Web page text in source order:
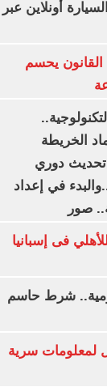
أونلاين عبر
يحسم
الخريطة
تحديث دوري
في إعداد
صور
فى إسبانيا
شرط حاسم
لمعلومات سرية